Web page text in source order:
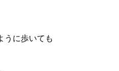
うに歩いても